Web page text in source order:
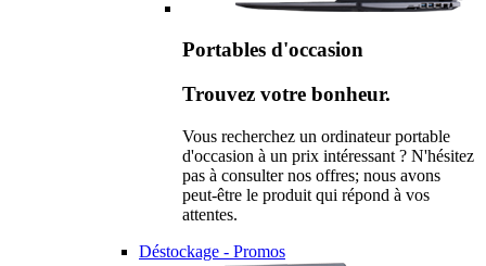
Portables d'occasion
Trouvez votre bonheur.
Vous recherchez un ordinateur portable
d'occasion à un prix intéressant ? N'hésitez
pas à consulter nos offres; nous avons
peut-être le produit qui répond à vos
attentes.
Déstockage - Promos